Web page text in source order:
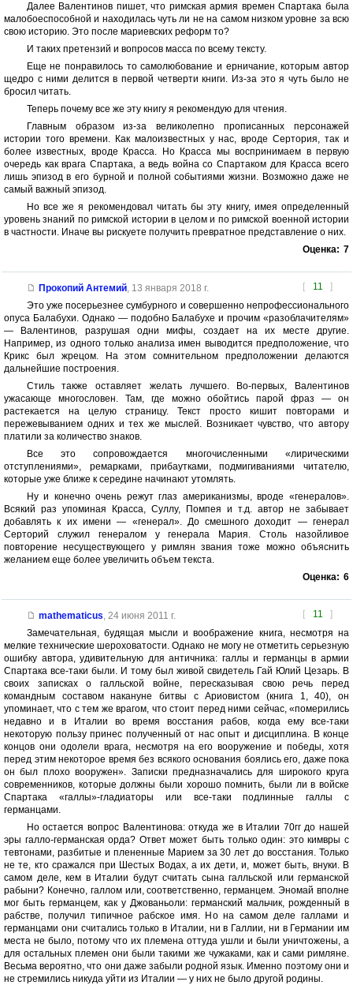
Далее Валентинов пишет, что римская армия времен Спартака была
малобоеспособной и находилась чуть ли не на самом низком уровне за всю
свою историю. Это после мариевских реформ то?
И таких претензий и вопросов масса по всему тексту.
Еще не понравилось то самолюбование и ерничание, которым автор
щедро с ними делится в первой четверти книги. Из-за это я чуть было не
бросил читать.
Теперь почему все же эту книгу я рекомендую для чтения.
Главным образом из-за великолепно прописанных персонажей
истории того времени. Как малоизвестных у нас, вроде Сертория, так и
более известных, вроде Красса. Но Красса мы воспринимаем в первую
очередь как врага Спартака, а ведь война со Спартаком для Красса всего
лишь эпизод в его бурной и полной событиями жизни. Возможно даже не
самый важный эпизод.
Но все же я рекомендовал читать бы эту книгу, имея определенный
уровень знаний по римской истории в целом и по римской военной истории
в частности. Иначе вы рискуете получить превратное представление о них.
Оценка: 7
[ 11 ]
Прокопий Антемий, 13 января 2018 г.
Это уже посерьезнее сумбурного и совершенно непрофессионального
опуса Балабухи. Однако — подобно Балабухе и прочим «разоблачителям»
— Валентинов, разрушая одни мифы, создает на их месте другие.
Например, из одного только анализа имен выводится предположение, что
Крикс был жрецом. На этом сомнительном предположении делаются
дальнейшие построения.
Стиль также оставляет желать лучшего. Во-первых, Валентинов
ужасающе многословен. Там, где можно обойтись парой фраз — он
растекается на целую страницу. Текст просто кишит повторами и
пережевыванием одних и тех же мыслей. Возникает чувство, что автору
платили за количество знаков.
Все это сопровождается многочисленными «лирическими
отступлениями», ремарками, прибаутками, подмигиваниями читателю,
которые уже ближе к середине начинают утомлять.
Ну и конечно очень режут глаз американизмы, вроде «генералов».
Всякий раз упоминая Красса, Суллу, Помпея и т.д. автор не забывает
добавлять к их имени — «генерал». До смешного доходит — генерал
Серторий служил генералом у генерала Мария. Столь назойливое
повторение несуществующего у римлян звания тоже можно объяснить
желанием еще более увеличить объем текста.
Оценка: 6
[ 11 ]
mathematicus, 24 июня 2011 г.
Замечательная, будящая мысли и воображение книга, несмотря на
мелкие технические шероховатости. Однако не могу не отметить серьезную
ошибку автора, удивительную для античника: галлы и германцы в армии
Спартака все-таки были. И тому был живой свидетель Гай Юлий Цезарь. В
своих записках о галльской войне, пересказывая свою речь перед
командным составом накануне битвы с Ариовистом (книга 1, 40), он
упоминает, что с тем же врагом, что стоит перед ними сейчас, «померились
недавно и в Италии во время восстания рабов, когда ему все-таки
некоторую пользу принес полученный от нас опыт и дисциплина. В конце
концов они одолели врага, несмотря на его вооружение и победы, хотя
перед этим некоторое время без всякого основания боялись его, даже пока
он был плохо вооружен». Записки предназначались для широкого круга
современников, которые должны были хорошо помнить, были ли в войске
Спартака «галлы»-гладиаторы или все-таки подлинные галлы с
германцами.
Но остается вопрос Валентинова: откуда же в Италии 70гг до нашей
эры галло-германская орда? Ответ может быть только один: это кимвры с
тевтонами, разбитые и плененные Марием за 30 лет до восстания. Только
не те, кто сражался при Шестых Водах, а их дети, и, может быть, внуки. В
самом деле, кем в Италии будут считать сына галльской или германской
рабыни? Конечно, галлом или, соответственно, германцем. Эномай вполне
мог быть германцем, как у Джованьоли: германский мальчик, рожденный в
рабстве, получил типичное рабское имя. Но на самом деле галлами и
германцами они считались только в Италии, ни в Галлии, ни в Германии им
места не было, потому что их племена оттуда ушли и были уничтожены, а
для остальных племен они были такими же чужаками, как и сами римляне.
Весьма вероятно, что они даже забыли родной язык. Именно поэтому они и
не стремились никуда уйти из Италии — у них не было другой родины.